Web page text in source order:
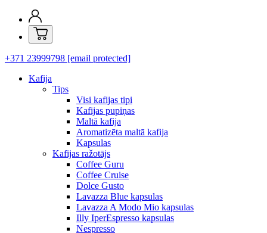
+371 23999798 [email protected]
Kafija
Tips
Visi kafijas tipi
Kafijas pupiņas
Maltā kafija
Aromatizēta maltā kafija
Kapsulas
Kafijas ražotājs
Coffee Guru
Coffee Cruise
Dolce Gusto
Lavazza Blue kapsulas
Lavazza A Modo Mio kapsulas
Illy IperEspresso kapsulas
Nespresso